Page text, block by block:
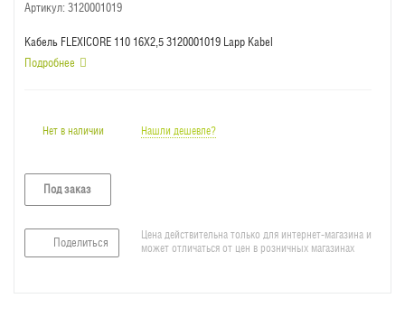
Артикул: 3120001019
Кабель FLEXICORE 110 16X2,5 3120001019 Lapp Kabel
Подробнее
Нет в наличии Нашли дешевле?
Под заказ
Поделиться
Цена действительна только для интернет-магазина и
может отличаться от цен в розничных магазинах